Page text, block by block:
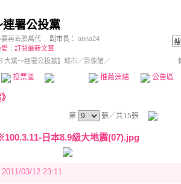
署公投黨
再丟臉萬代 副市長：
anna24
愛
訂閱最新文章
大黨～連署公投黨】城市／影像館／
投票區 影像館 推薦連結 公告區
第
張／共15張
日本8.9級大地震(07).jpg
2011/03/12 23:11